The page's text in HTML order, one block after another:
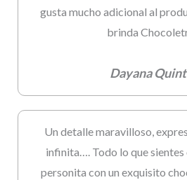
gusta mucho adicional al
brinda
Dayana
Un detalle maravilloso,
infinita…. Todo lo que sientes
personita con un exquisito